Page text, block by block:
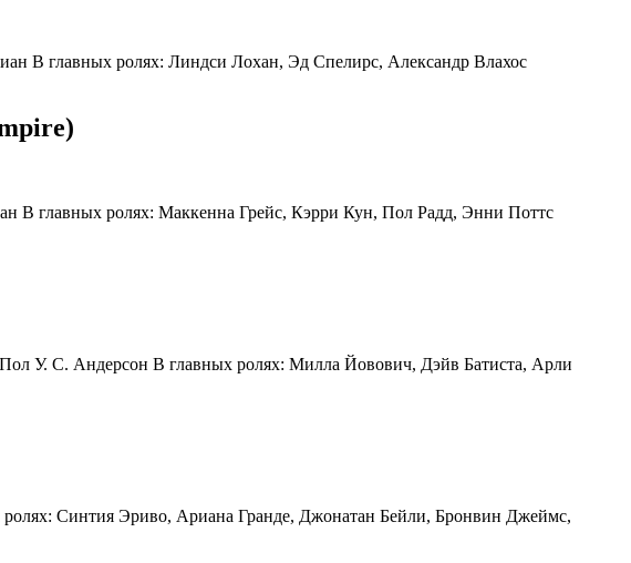
В главных ролях: Линдси Лохан, Эд Спелирс, Александр Влахос
В главных ролях: Маккенна Грейс, Кэрри Кун, Пол Радд, Энни Поттс
У. С. Андерсон В главных ролях: Милла Йовович, Дэйв Батиста, Арли
Синтия Эриво, Ариана Гранде, Джонатан Бейли, Бронвин Джеймс,